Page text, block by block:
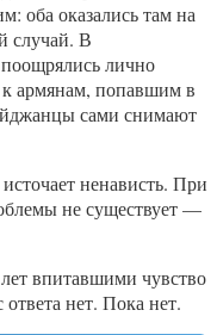
оба оказались там на
случай. В
поощрялись лично
армянам, попавшим в
сами снимают
ненависть. При
не существует —
впитавшими чувство
нет. Пока нет.